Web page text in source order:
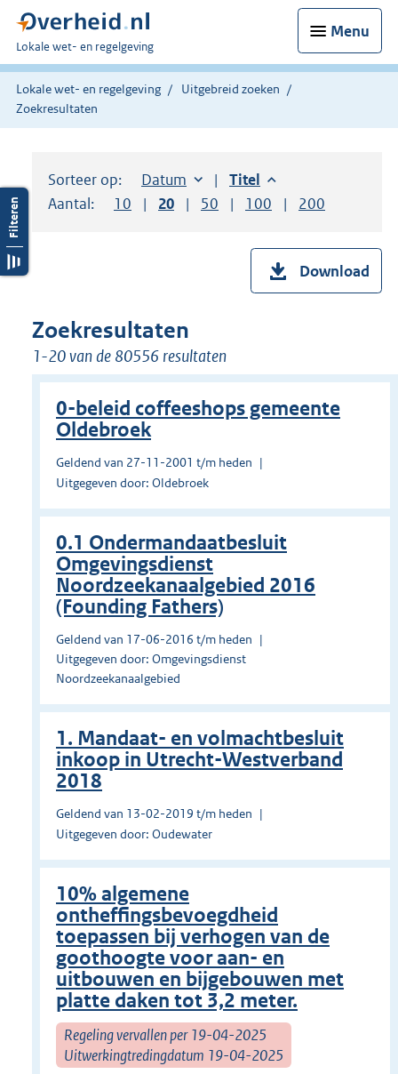
Menu
U
bent
hier:
Lokale wet- en regelgeving
Lokale wet- en regelgeving
Uitgebreid zoeken
Zoekresultaten
Sorteer op: Sorteer op:
Datum aflopendSorteer op:
Titel aflopend
Aantal:
Toon
10 resultaten per pagina
Toon
20 resultaten per pagina
Toon
50 resultaten per pagina
Toon
100 resultaten per
Toon
200
Download
Zoekresultaten
1-20 van de 80556 resultaten
0-beleid coffeeshops gemeente
Oldebroek
Geldend van 27-11-2001 t/m heden
Uitgegeven door: Oldebroek
0.1 Ondermandaatbesluit
Omgevingsdienst
Noordzeekanaalgebied 2016
(Founding Fathers)
Geldend van 17-06-2016 t/m heden
Uitgegeven door: Omgevingsdienst
Noordzeekanaalgebied
1. Mandaat- en volmachtbesluit
inkoop in Utrecht-Westverband
2018
Geldend van 13-02-2019 t/m heden
Uitgegeven door: Oudewater
10% algemene
ontheffingsbevoegdheid
toepassen bij verhogen van de
goothoogte voor aan- en
uitbouwen en bijgebouwen met
platte daken tot 3,2 meter.
Regeling vervallen per 19-04-2025
Uitwerkingtredingdatum 19-04-2025